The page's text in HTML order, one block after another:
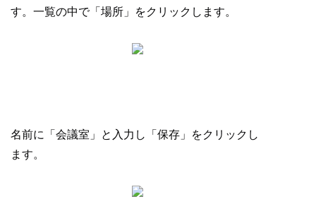
す。一覧の中で「場所」をクリックします。
名前に「会議室」と入力し「保存」をクリックし
ます。